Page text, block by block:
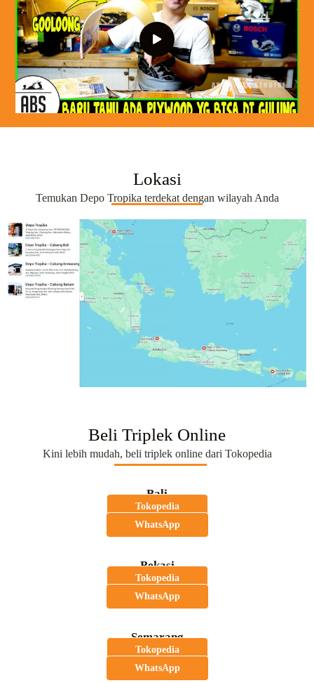
Lokasi
Temukan Depo Tropika terdekat dengan wilayah Anda
Beli Triplek Online
Kini lebih mudah, beli triplek online dari Tokopedia
Bali
Tokopedia
WhatsApp
Bekasi
Tokopedia
WhatsApp
Semarang
Tokopedia
WhatsApp